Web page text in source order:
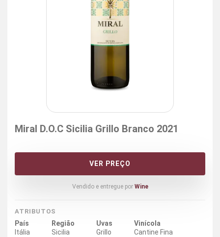
Miral D.O.C Sicilia Grillo Branco 2021
VER PREÇO
Vendido e entregue por Wine
ATRIBUTOS
País
Itália
Região
Sicilia
Uvas
Grillo
Vinícola
Cantine Fina